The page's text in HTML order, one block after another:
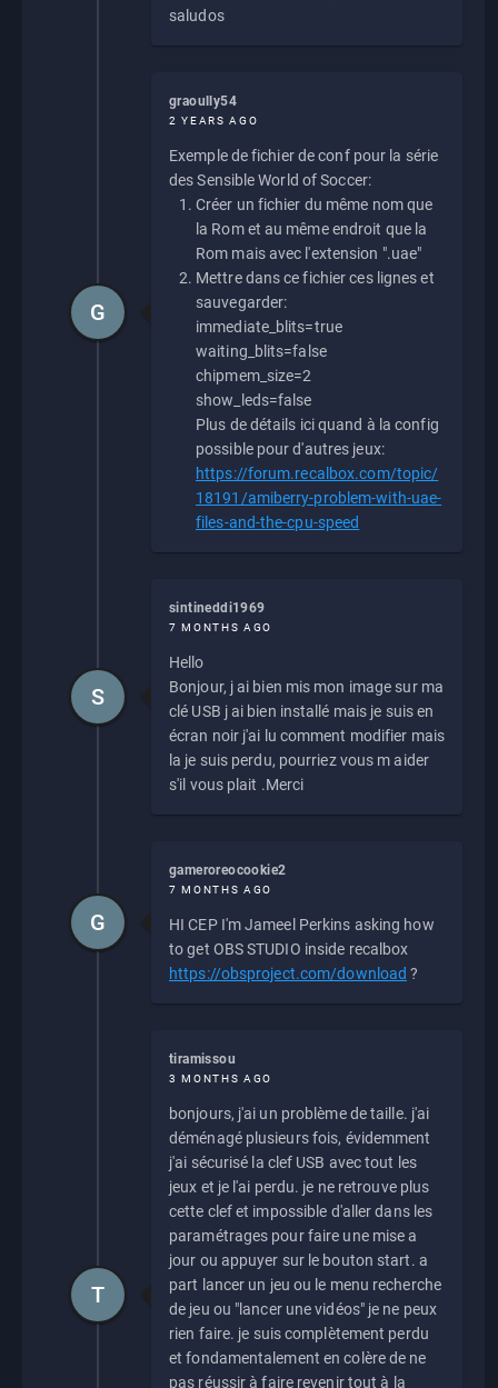
saludos
graoully54
2 YEARS AGO
Exemple de fichier de conf pour la série
des Sensible World of Soccer:
Créer un fichier du même nom que
la Rom et au même endroit que la
Rom mais avec l'extension ".uae"
Mettre dans ce fichier ces lignes et
sauvegarder:
immediate_blits=true
waiting_blits=false
chipmem_size=2
show_leds=false
Plus de détails ici quand à la config
possible pour d'autres jeux:
https://forum.recalbox.com/topic/
18191/amiberry-problem-with-uae-
files-and-the-cpu-speed
G
sintineddi1969
7 MONTHS AGO
Hello
Bonjour, j ai bien mis mon image sur ma
clé USB j ai bien installé mais je suis en
écran noir j'ai lu comment modifier mais
la je suis perdu, pourriez vous m aider
s'il vous plait .Merci
S
gameroreocookie2
7 MONTHS AGO
HI CEP I'm Jameel Perkins asking how
to get OBS STUDIO inside recalbox
https://obsproject.com/download ?
G
tiramissou
3 MONTHS AGO
bonjours, j'ai un problème de taille. j'ai
déménagé plusieurs fois, évidemment
j'ai sécurisé la clef USB avec tout les
jeux et je l'ai perdu. je ne retrouve plus
cette clef et impossible d'aller dans les
paramétrages pour faire une mise a
jour ou appuyer sur le bouton start. a
part lancer un jeu ou le menu recherche
de jeu ou "lancer une vidéos" je ne peux
rien faire. je suis complètement perdu
et fondamentalement en colère de ne
pas réussir à faire revenir tout à la
T